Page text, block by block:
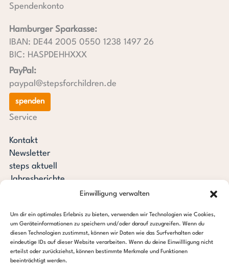
Einwilligung verwalten
Um dir ein optimales Erlebnis zu bieten, verwenden wir Technologien wie Cookies,
um Geräteinformationen zu speichern und/oder darauf zuzugreifen. Wenn du
diesen Technologien zustimmst, können wir Daten wie das Surfverhalten oder
eindeutige IDs auf dieser Website verarbeiten. Wenn du deine Einwillligung nicht
erteilst oder zurückziehst, können bestimmte Merkmale und Funktionen
beeinträchtigt werden.
Spendenkonto
Hamburger Sparkasse:
IBAN: DE44 2005 0550 1238 1497 26
BIC: HASPDEHHXXX
PayPal:
paypal@stepsforchildren.de
spenden
Service
Kontakt
Newsletter
steps aktuell
Jahresberichte
Pressespiegel
Stiftung steps for children
c/o Regus Altona